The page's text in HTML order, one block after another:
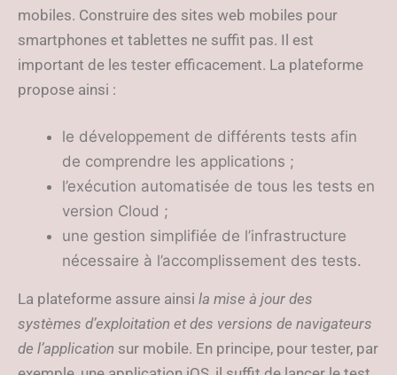
mobiles. Construire des sites web mobiles pour
smartphones et tablettes ne suffit pas. Il est
important de les tester efficacement. La plateforme
propose ainsi :
le développement de différents tests afin
de comprendre les applications ;
l’exécution automatisée de tous les tests en
version Cloud ;
une gestion simplifiée de l’infrastructure
nécessaire à l’accomplissement des tests.
La plateforme assure ainsi la mise à jour des
systèmes d’exploitation et des versions de navigateurs
de l’application sur mobile. En principe, pour tester, par